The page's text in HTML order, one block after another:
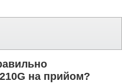
на прийом?